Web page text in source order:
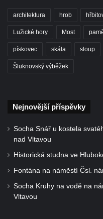
Sluneční hodiny ve
Hospodářský dvůr –
Jablonném v Podještědí-
Dům U Zlaté hvězdy čp.
Budova vlakového
Duchcově
Budova gymnázia v
architektura hrob
Lužické hory Most
pískovec skála sloup
Šluknovský výběžek
Nejnovější příspěvky
Socha Snář u kostela
nad Vltavou
Historická studna ve
Fontána na náměstí Čsl.
Socha Kruhy na vodě na
Vltavou